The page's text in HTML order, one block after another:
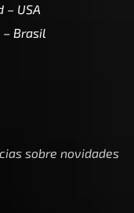
– USA
– Brasil
sobre novidades